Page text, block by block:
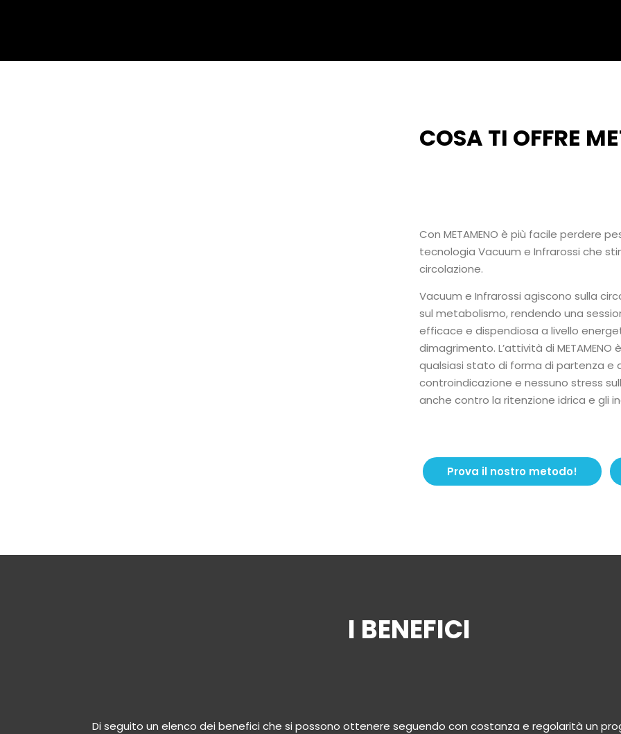
COSA TI OFFRE
Con METAMENO è più facile perdere
tecnologia Vacuum e Infrarossi che
circolazione.
Vacuum e Infrarossi agiscono sulla
sul metabolismo, rendendo una
efficace e dispendiosa a livello
dimagrimento. L’attività di
qualsiasi stato di forma di partenza e
controindicazione e nessuno stress
anche contro la ritenzione idrica e gli
Prova il nostro metodo!
I BENEFICI
Di seguito un elenco dei benefici che si possono ottenere seguendo con costanza e regolarità un